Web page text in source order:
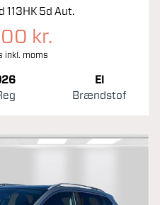
113HK 5d Aut.
kr.
inkl. moms
El
Brændstof